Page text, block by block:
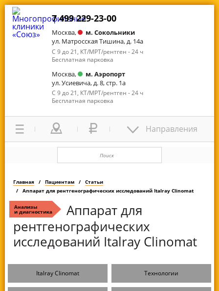
7 499 229-23-00
Москва,
м. Сокольники
ул. Матросская Тишина, д. 14а
С 9 до 21, КТ/МРТ/рентген - 24 ч
Бесплатная парковка
Москва,
м. Аэропорт
ул. Усиевича, д. 8, стр. 1а
С 9 до 21, КТ/МРТ/рентген - 24 ч
Бесплатная парковка
Направления
Главная Пациентам
Статьи
Аппарат для рентгенографических исследований Italray Clinomat
Анализы
и диагностика
Аппарат для
рентгенографических
исследований Italray Clinomat
Italray Clinomat Технологии